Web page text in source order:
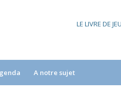
LE LIVRE DE
A notre sujet